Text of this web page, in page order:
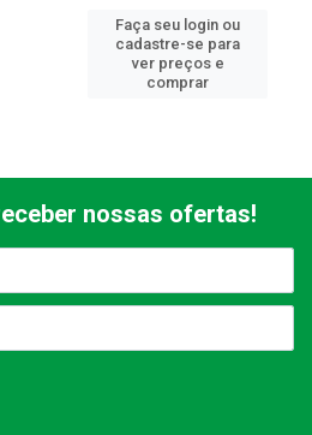
Faça seu login ou
cadastre-se para
ver preços e
comprar
nossas ofertas!